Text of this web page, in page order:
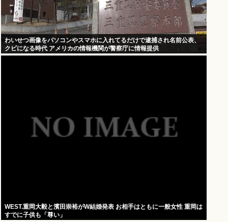
わいせつ画像をパソコンやスマホに入れてるだけで逮捕され名前公表、
クビになる時代 アメリカの情報機関が警察庁に情報提供
WEST.重岡大毅と濱田崇裕がW結婚発表 お相手はともに一般女性 重岡は
すでに子供も「尊い」